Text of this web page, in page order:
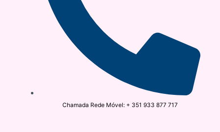
Chamada Rede Móvel: + 351 933 877 717